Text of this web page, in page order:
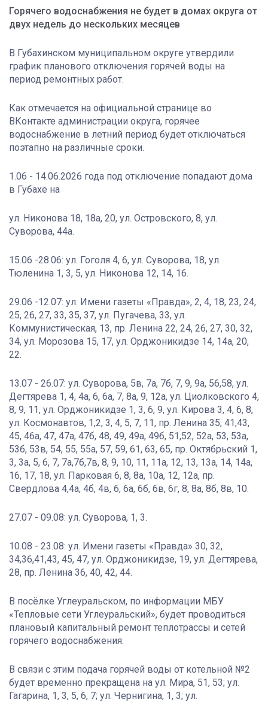
Горячего водоснабжения не будет в домах округа от
двух недель до нескольких месяцев
В Губахинском муниципальном округе утвердили
график планового отключения горячей воды на
период ремонтных работ.
Как отмечается на официальной странице во
ВКонтакте администрации округа, горячее
водоснабжение в летний период будет отключаться
поэтапно на различные сроки.
1.06 - 14.06.2026 года под отключение попадают дома
в Губахе на
ул. Никонова 18, 18а, 20, ул. Островского, 8, ул.
Суворова, 44а.
15.06 -28.06: ул. Гоголя 4, 6, ул. Суворова, 18, ул.
Тюленина 1, 3, 5, ул. Никонова 12, 14, 16.
29.06 -12.07: ул. Имени газеты «Правда», 2, 4, 18, 23, 24,
25, 26, 27, 33, 35, 37, ул. Пугачева, 33, ул.
Коммунистическая, 13, пр. Ленина 22, 24, 26, 27, 30, 32,
34, ул. Морозова 15, 17, ул. Орджоникидзе 14, 14а, 20,
22.
13.07 - 26.07: ул. Суворова, 5в, 7а, 7б, 7, 9, 9а, 56,58, ул.
Дегтярева 1, 4, 4а, 6, 6а, 7, 8а, 9, 12а, ул. Циолковского 4,
8, 9, 11, ул. Орджоникидзе 1, 3, 6, 9, ул. Кирова 3, 4, 6, 8,
ул. Космонавтов, 1,2, 3, 4, 5, 7, 11, пр. Ленина 35, 41,43,
45, 46а, 47, 47а, 47б, 48, 49, 49а, 49б, 51,52, 52а, 53, 53а,
53б, 53в, 54, 55, 55а, 57, 59, 61, 63, 65, пр. Октябрьский 1,
3, 3а, 5, 6, 7, 7а,7б,7в, 8, 9, 10, 11, 11а, 12, 13, 13а, 14, 14а,
16, 17, 18, ул. Парковая 6, 8, 8а, 10а, 12, 12а, пр.
Свердлова 4,4а, 4б, 4в, 6, 6а, 6б, 6в, 6г, 8, 8а, 8б, 8в, 10.
27.07 - 09.08: ул. Суворова, 1, 3.
10.08 - 23.08: ул. Имени газеты «Правда» 30, 32,
34,36,41,43, 45, 47, ул. Орджоникидзе, 19, ул. Дегтярева,
28, пр. Ленина 36, 40, 42, 44.
В посёлке Углеуральском, по информации МБУ
«Тепловые сети Углеуральский», будет проводиться
плановый капитальный ремонт теплотрассы и сетей
горячего водоснабжения.
В связи с этим подача горячей воды от котельной №2
будет временно прекращена на ул. Мира, 51, 53; ул.
Гагарина, 1, 3, 5, 6, 7; ул. Чернигина, 1, 3; ул.